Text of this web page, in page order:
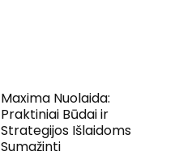
Maxima Nuolaida:
Praktiniai Būdai ir
Strategijos Išlaidoms
Sumažinti